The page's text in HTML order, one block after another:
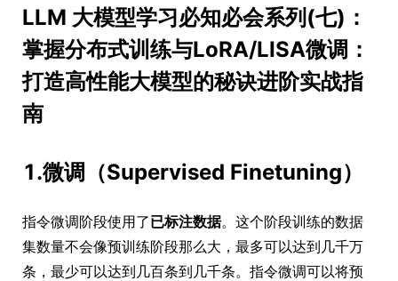
LLM 大模型学习必知必会系列(七)：
掌握分布式训练与LoRA/LISA微调：
打造高性能大模型的秘诀进阶实战指
南
1.微调（Supervised Finetuning）
指令微调阶段使用了已标注数据。这个阶段训练的数据
集数量不会像预训练阶段那么大，最多可以达到几千万
条，最少可以达到几百条到几千条。指令微调可以将预